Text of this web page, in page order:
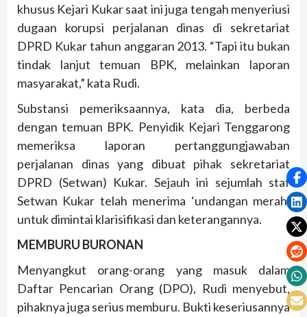
khusus Kejari Kukar saat ini juga tengah menyeriusi
dugaan korupsi perjalanan dinas di sekretariat
DPRD Kukar tahun anggaran 2013. “Tapi itu bukan
tindak lanjut temuan BPK, melainkan laporan
masyarakat,” kata Rudi.
Substansi pemeriksaannya, kata dia, berbeda
dengan temuan BPK. Penyidik Kejari Tenggarong
memeriksa laporan pertanggungjawaban
perjalanan dinas yang dibuat pihak sekretariat
DPRD (Setwan) Kukar. Sejauh ini sejumlah staf
Setwan Kukar telah menerima ‘undangan merah’
untuk dimintai klarisifikasi dan keterangannya.
MEMBURU BURONAN
Menyangkut orang-orang yang masuk dalam
Daftar Pencarian Orang (DPO), Rudi menyebut,
pihaknya juga serius memburu. Bukti keseriusannya